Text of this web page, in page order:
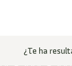
¿Te ha